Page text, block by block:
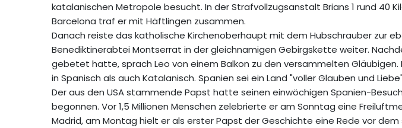
katalanischen Metropole besucht. In der Strafvollzugsanstalt Brians 1 rund 40
Barcelona traf er mit Häftlingen zusammen.
Danach reiste das katholische Kirchenoberhaupt mit dem Hubschrauber zur
Benediktinerabtei Montserrat in der gleichnamigen Gebirgskette weiter.
gebetet hatte, sprach Leo von einem Balkon zu den versammelten
in Spanisch als auch Katalanisch. Spanien sei ein Land "voller Glauben und
Der aus den USA stammende Papst hatte seinen einwöchigen Spanien-
begonnen. Vor 1,5 Millionen Menschen zelebrierte er am Sonntag eine
Madrid, am Montag hielt er als erster Papst der Geschichte eine Rede vor